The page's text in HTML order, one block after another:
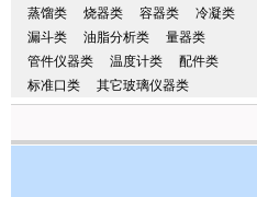
蒸馏类
烧器类 容器类
冷凝类
漏斗类
油脂分析类
量器类
管件仪器类
温度计类
配件类
标准口类
其它玻璃仪器类